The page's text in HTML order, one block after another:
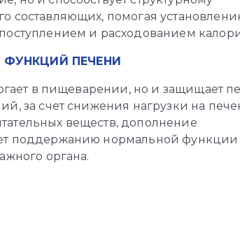
составляющих, помогая
и расходованием
ПЕЧЕНИ
в пищеварении, но и защищает
за счет снижения нагрузки на
веществ, дополнение
поддержанию нормальной функции
органа.